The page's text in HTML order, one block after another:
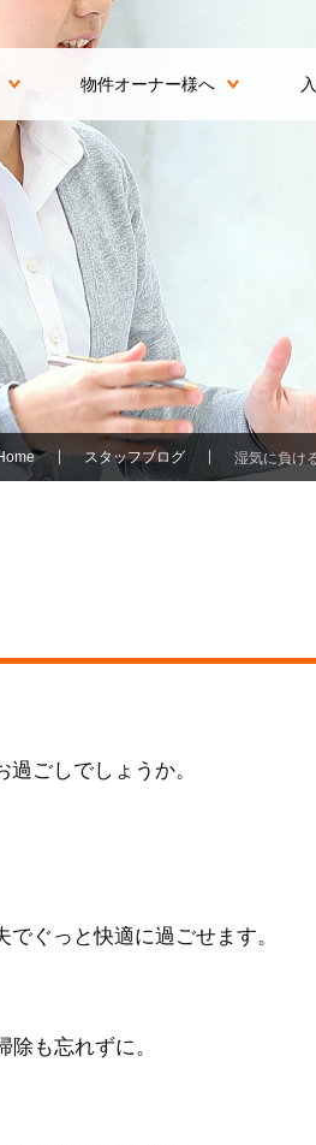
物件オーナー様へ
スタッフブログ 湿気に負け
ごしでしょうか。
ぐっと快適に過ごせます。
も忘れずに。